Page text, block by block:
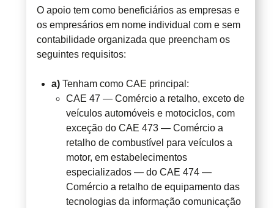
O apoio tem como beneficiários as empresas e
os empresários em nome individual com e sem
contabilidade organizada que preencham os
seguintes requisitos:
a) Tenham como CAE principal:
CAE 47 — Comércio a retalho, exceto de
veículos automóveis e motociclos, com
exceção do CAE 473 — Comércio a
retalho de combustível para veículos a
motor, em estabelecimentos
especializados — do CAE 474 —
Comércio a retalho de equipamento das
tecnologias da informação comunicação